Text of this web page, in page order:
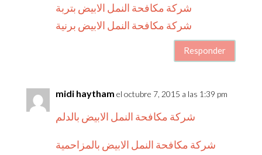
شركة مكافحة النمل الابيض بتربة
شركة مكافحة النمل الابيض برنية
Responder
midi haytham el octubre 7, 2015 a las 1:39 pm
شركة مكافحة النمل الابيض بالدلم
شركة مكافحة النمل الابيض بالمزاحمية